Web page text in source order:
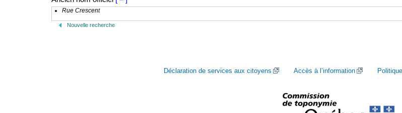
Rue Crescent
Nouvelle recherche
Déclaration de services aux citoyens Accès à l’information